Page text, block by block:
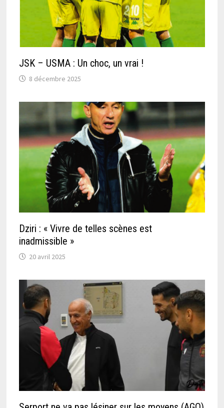
JSK – USMA : Un choc, un vrai !
8 décembre 2025
Dziri : « Vivre de telles scènes est
inadmissible »
20 avril 2025